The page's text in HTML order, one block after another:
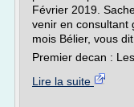
Février 2019.
venir en consultant
mois Bélier, vous dit
Premier decan :
Lire la suite